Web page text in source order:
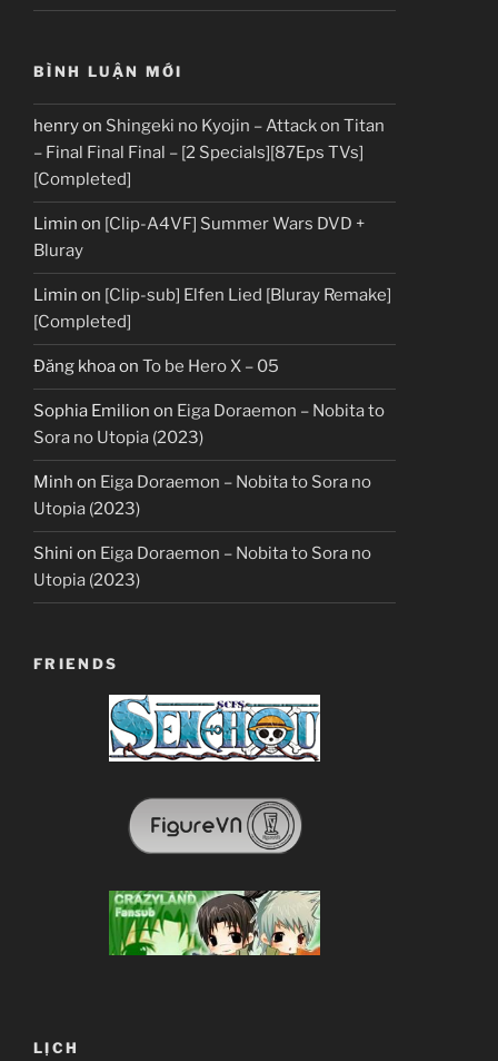
BÌNH LUẬN MỚI
henryon Shingeki no Kyojin – Attack on Titan
– Final Final Final – [2 Specials][87Eps TVs]
[Completed]
Limin on [Clip-A4VF] Summer Wars DVD +
Bluray
Limin on [Clip-sub] Elfen Lied [Bluray Remake]
[Completed]
Đăng khoaon To be Hero X – 05
Sophia Emilion on Eiga Doraemon – Nobita to
Sora no Utopia (2023)
Minh on Eiga Doraemon – Nobita to Sora no
Utopia (2023)
Shini on Eiga Doraemon – Nobita to Sora no
Utopia (2023)
FRIENDS
LỊCH